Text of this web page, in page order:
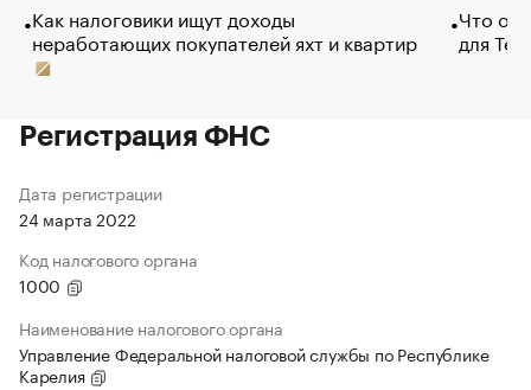
Как налоговики ищут доходы
неработающих покупателей яхт и квартир
Что
для
Регистрация ФНС
Дата регистрации
24 марта 2022
Код налогового органа
1000
Наименование налогового органа
Управление Федеральной налоговой службы по Республике
Карелия